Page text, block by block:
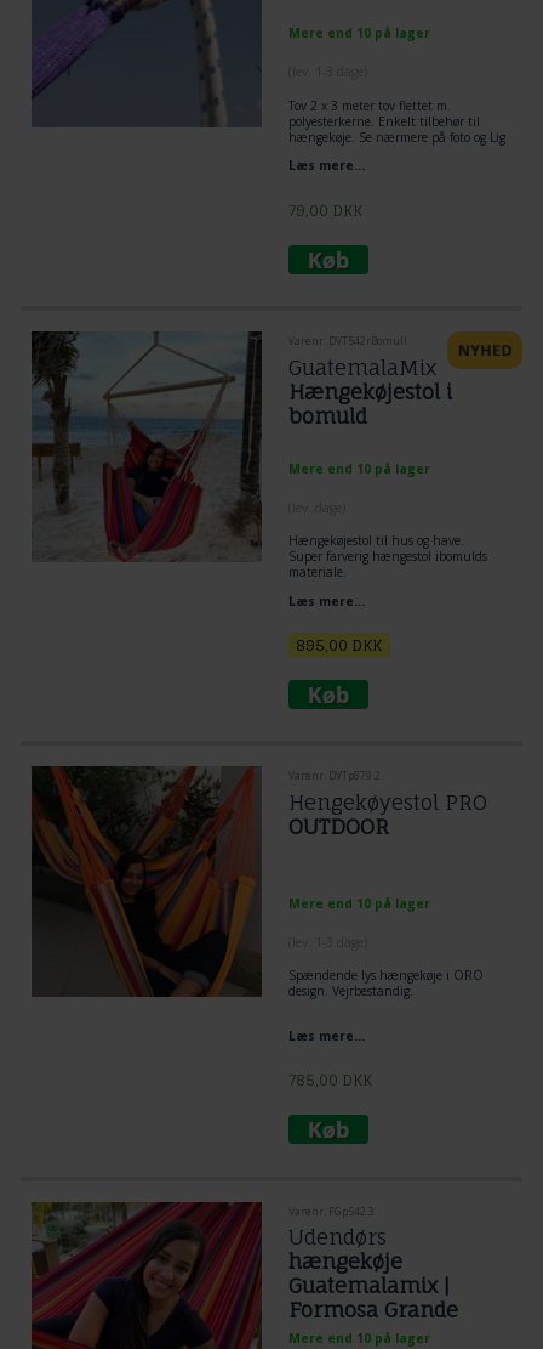
Mere end 10 på lager
Tov 2 x 3 meter tov flettet m.
polyesterkerne. Enkelt tilbehør til
hængekøje. Se nærmere på foto og Lig
flagknob mellem hængekøje og tov.
Læs mere...
79,00 DKK
Varenr. DVT542rBomull
GuatemalaMix
Hængekøjestol i
bomuld
Mere end 10 på lager
Hængekøjestol til hus og have.
Super farverig hængestol ibomulds
materiale.
Stof: 120 x 170 cm
Læs mere...
895,00 DKK
Varenr. DVTp879.2
Hengekøyestol PRO
OUTDOOR
Mere end 10 på lager
Spændende lys hængekøje i ORO
design. Vejrbestandig.
Læs mere...
785,00 DKK
Varenr. FGp542.3
Udendørs
hængekøje
Guatemalamix |
Formosa Grande
PRO
Mere end 10 på lager